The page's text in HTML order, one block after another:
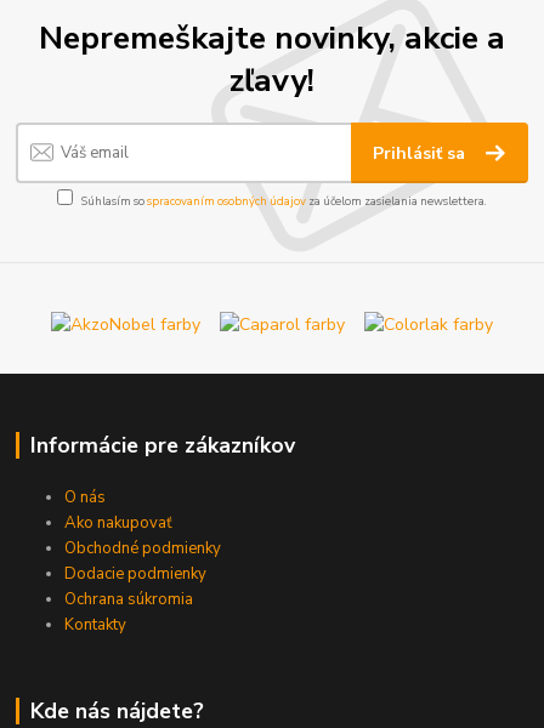
Nepremeškajte novinky, akcie a
zľavy!
Prihlásiť sa
Súhlasím sospracovaním osobných údajov za účelom zasielania newslettera.
Informácie pre zákazníkov
O nás
Ako nakupovať
Obchodné podmienky
Dodacie podmienky
Ochrana súkromia
Kontakty
Kde nás nájdete?